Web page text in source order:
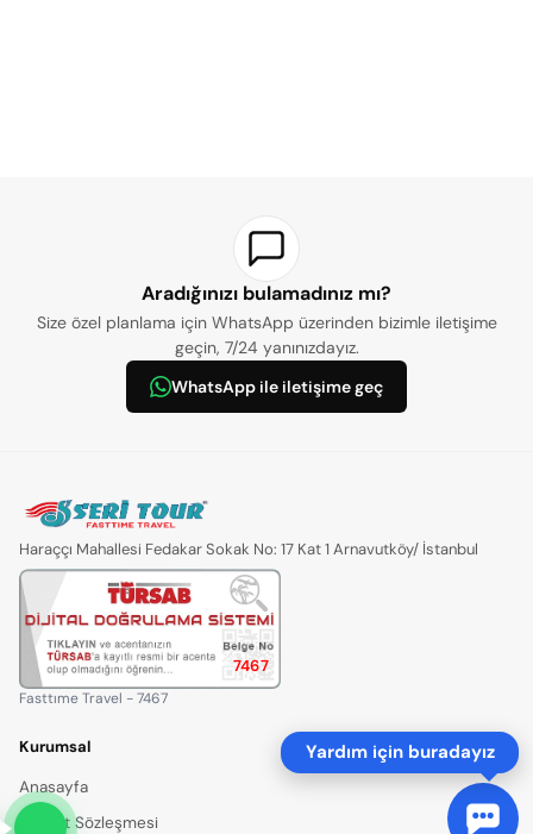
Aradığınızı bulamadınız mı?
Size özel planlama için WhatsApp üzerinden bizimle iletişime
geçin, 7/24 yanınızdayız.
WhatsApp ile iletişime geç
Haraççı Mahallesi Fedakar Sokak No: 17 Kat 1 Arnavutköy/ İstanbul
7467
Fasttıme Travel - 7467
Kurumsal
Anasayfa
Hizmet Sözleşmesi
Yardım için buradayız